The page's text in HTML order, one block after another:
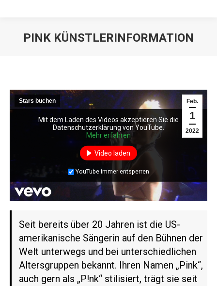
PINK KÜNSTLERINFORMATION
Feb.
1
2022
Stars buchen
Seit bereits über 20 Jahren ist die US-
amerikanische Sängerin auf den Bühnen der
Welt unterwegs und bei unterschiedlichen
Altersgruppen bekannt. Ihren Namen „Pink“,
auch gern als „P!nk“ stilisiert, trägt sie seit
Mit dem Laden des Videos akzeptieren Sie die
Datenschutzerklärung von YouTube.
Mehr erfahren
Video laden
YouTube immer entsperren
Mit dem Laden des Videos akzeptieren Sie die
Datenschutzerklärung von YouTube.
Mehr erfahren
Video laden
YouTube immer entsperren